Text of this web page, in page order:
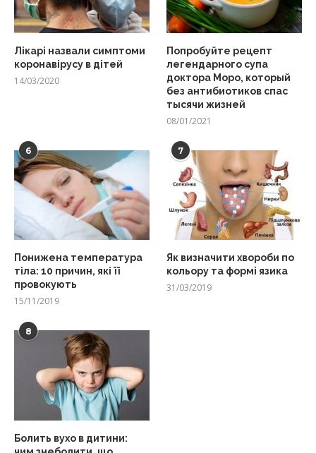
Лікарі назвали симптоми
коронавірусу в дітей
14/03/2020
Попробуйте рецепт
легендарного супа
доктора Моро, который
без антибиотиков спас
тысячи жизней
08/01/2021
6
Понижена температура
тіла: 10 причин, які її
провокують
15/11/2019
7
Як визначити хвороби по
кольору та формі язика
31/03/2019
8
Болить вухо в дитини: